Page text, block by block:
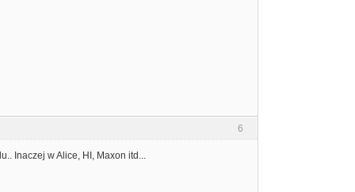
6
Inaczej w Alice, HI, Maxon itd...